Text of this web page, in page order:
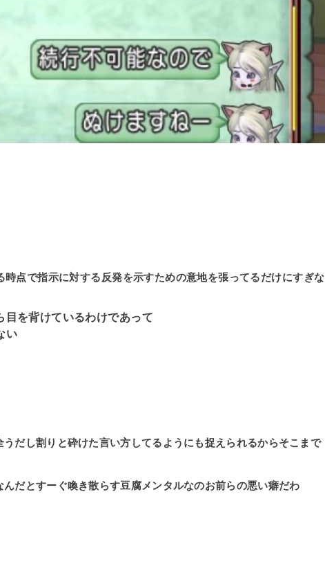
点で指示に対する反発を示すための意地を張ってるだけにすぎな
目を背けているわけであって
い
だし割りと砕けた言い方してるようにも捉えられるからそこまで
だとすーぐ喚き散らす豆腐メンタルなのお前らの悪い癖だわ